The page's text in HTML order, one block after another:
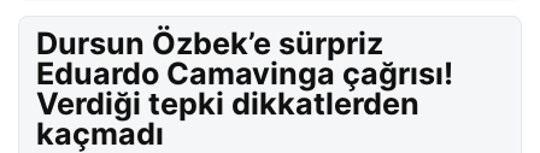
Dursun Özbek’e sürpriz
Eduardo Camavinga çağrısı!
Verdiği tepki dikkatlerden
kaçmadı